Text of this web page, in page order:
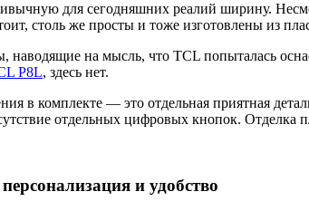
для сегодняшних реалий ширину.
столь же просты и тоже изготовлены из
наводящие на мысль, что TCL попыталась
P8L, здесь нет.
в комплекте — это отдельная приятная
отдельных цифровых кнопок. Отделка
и удобство